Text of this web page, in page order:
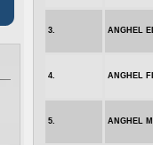
3. ANGHEL
4. ANGHEL
5. ANGHEL